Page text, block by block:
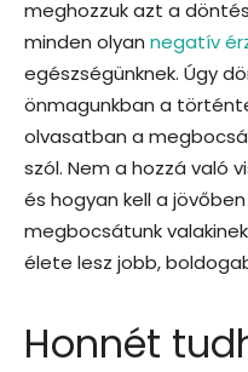
meghozzuk azt a
minden olyan negatív
egészségünknek. Úgy
önmagunkban a
olvasatban a
szól. Nem a hozzá való
és hogyan kell a
megbocsátunk
élete lesz jobb,
Honnét